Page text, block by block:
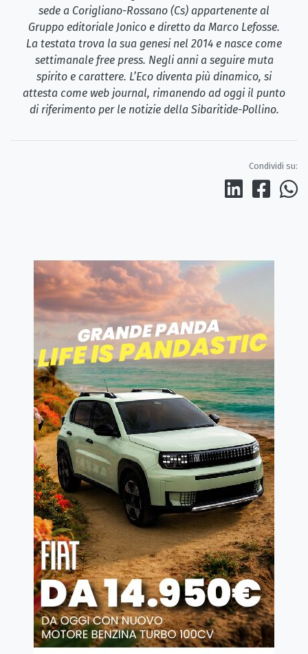
sede a Corigliano-Rossano (Cs) appartenente al
Gruppo editoriale Jonico e diretto da Marco Lefosse.
La testata trova la sua genesi nel 2014 e nasce come
settimanale free press. Negli anni a seguire muta
spirito e carattere. L’Eco diventa più dinamico, si
attesta come web journal, rimanendo ad oggi il punto
di riferimento per le notizie della Sibaritide-Pollino.
Condividi su: